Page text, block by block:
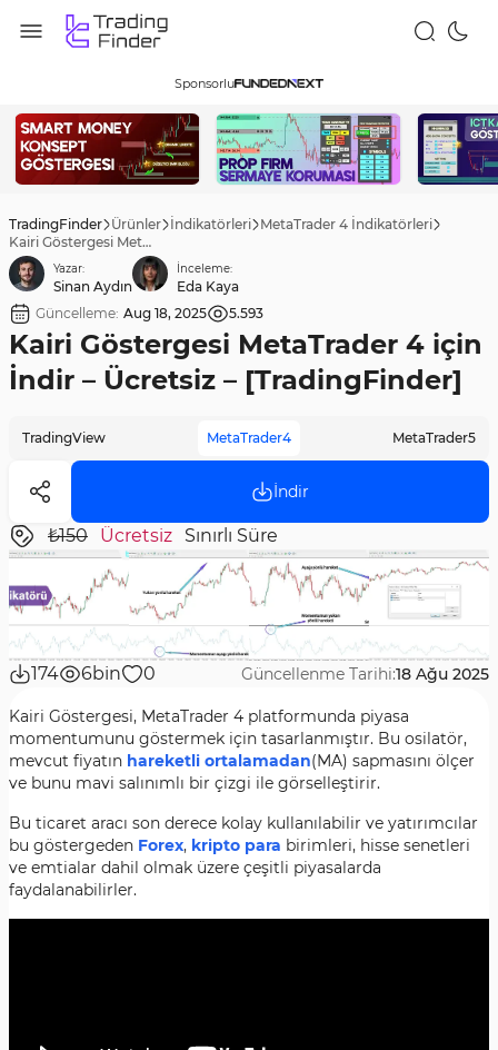
Sponsorlu
TradingFinder Ürünler İndikatörleri MetaTrader 4 İndikatörleri
Kairi Göstergesi MetaTrader 4 için İndir – Ücretsiz – [TradingFinder]
Yazar:
Sinan Aydın
İnceleme:
Eda Kaya
Güncelleme: Aug 18, 2025 5.593
Kairi Göstergesi MetaTrader 4 için
İndir – Ücretsiz – [TradingFinder]
TradingView MetaTrader4 MetaTrader5
İndir
₺150 Ücretsiz Sınırlı Süre
174 6bin 0 Güncellenme Tarihi:18 Ağu 2025
Kairi Göstergesi, MetaTrader 4 platformunda piyasa
momentumunu göstermek için tasarlanmıştır. Bu osilatör,
mevcut fiyatın hareketli ortalamadan(MA) sapmasını ölçer
ve bunu mavi salınımlı bir çizgi ile görselleştirir.
Bu ticaret aracı son derece kolay kullanılabilir ve yatırımcılar
bu göstergeden Forex, kripto para birimleri, hisse senetleri
ve emtialar dahil olmak üzere çeşitli piyasalarda
faydalanabilirler.